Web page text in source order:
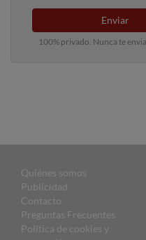
Enviar
100% privado. Nunca te
Quiénes somos
Publicidad
Contacto
Preguntas Frecuentes
Política de cookies y